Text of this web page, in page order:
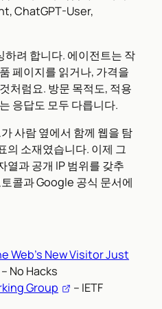
ChatGPT-User,
려 합니다. 에이전트는 작
페이지를 읽거나, 가격을
처럼요. 방문 목적도, 적용
응답도 모두 다릅니다.
사람 옆에서 함께 웹을 탐
의 소재였습니다. 이제 그
열과 공개 IP 범위를 갖추
콜과 Google 공식 문서에
Web’s New Visitor Just
– No Hacks
Group
– IETF